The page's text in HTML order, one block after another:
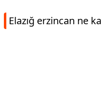
Elazığ erzincan ne